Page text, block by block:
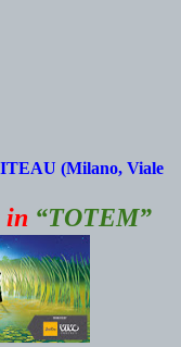
(Milano, Viale
in “TOTEM”